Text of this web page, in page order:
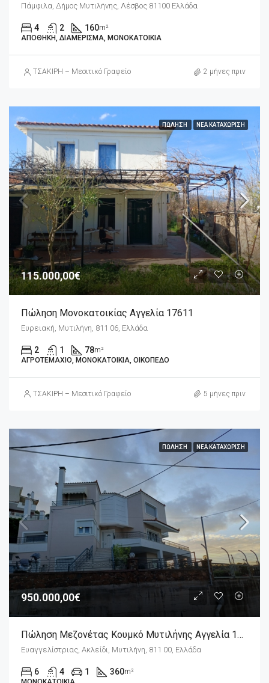
Πάμφιλα, Δήμος Μυτιλήνης, Λέσβος 81100 Ελλάδα
4 2 160m²
ΑΠΟΘΉΚΗ, ΔΙΑΜΈΡΙΣΜΑ, ΜΟΝΟΚΑΤΟΙΚΊΑ
ΤΣΑΚΙΡΗ – Μεσιτικό Γραφείο 2 μήνες πριν
ΠΏΛΗΣΗ ΝΈΑ ΚΑΤΑΧΏΡΙΣΗ
115.000,00€
Πώληση Μονοκατοικίας Αγγελία 17611
Ευρειακή, Μυτιλήνη, 811 06, Ελλάδα
2 1 78m²
ΑΓΡΟΤΕΜΆΧΙΟ, ΜΟΝΟΚΑΤΟΙΚΊΑ, ΟΙΚΌΠΕΔΟ
ΤΣΑΚΙΡΗ – Μεσιτικό Γραφείο 5 μήνες πριν
ΠΏΛΗΣΗ ΝΈΑ ΚΑΤΑΧΏΡΙΣΗ
950.000,00€
Πώληση Μεζονέτας Κουμκό Μυτιλήνης Αγγελία 17400
Ευαγγελίστριας, Ακλείδι, Μυτιλήνη, 811 00, Ελλάδα
6 4 1 360m²